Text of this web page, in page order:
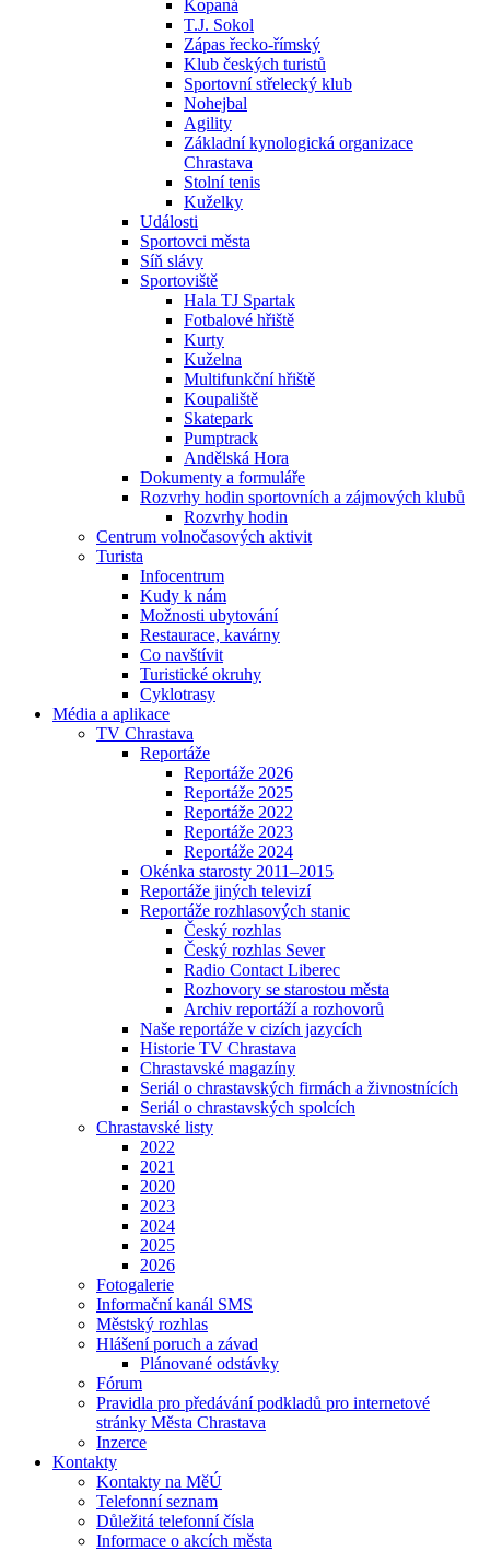
Kopaná
T.J. Sokol
Zápas řecko-římský
Klub českých turistů
Sportovní střelecký klub
Nohejbal
Agility
Základní kynologická organizace
Chrastava
Stolní tenis
Kuželky
Události
Sportovci města
Síň slávy
Sportoviště
Hala TJ Spartak
Fotbalové hřiště
Kurty
Kuželna
Multifunkční hřiště
Koupaliště
Skatepark
Pumptrack
Andělská Hora
Dokumenty a formuláře
Rozvrhy hodin sportovních a zájmových klubů
Rozvrhy hodin
Centrum volnočasových aktivit
Turista
Infocentrum
Kudy k nám
Možnosti ubytování
Restaurace, kavárny
Co navštívit
Turistické okruhy
Cyklotrasy
Média a aplikace
TV Chrastava
Reportáže
Reportáže 2026
Reportáže 2025
Reportáže 2022
Reportáže 2023
Reportáže 2024
Okénka starosty 2011–2015
Reportáže jiných televizí
Reportáže rozhlasových stanic
Český rozhlas
Český rozhlas Sever
Radio Contact Liberec
Rozhovory se starostou města
Archiv reportáží a rozhovorů
Naše reportáže v cizích jazycích
Historie TV Chrastava
Chrastavské magazíny
Seriál o chrastavských firmách a živnostnících
Seriál o chrastavských spolcích
Chrastavské listy
2022
2021
2020
2023
2024
2025
2026
Fotogalerie
Informační kanál SMS
Městský rozhlas
Hlášení poruch a závad
Plánované odstávky
Fórum
Pravidla pro předávání podkladů pro internetové
stránky Města Chrastava
Inzerce
Kontakty
Kontakty na MěÚ
Telefonní seznam
Důležitá telefonní čísla
Informace o akcích města